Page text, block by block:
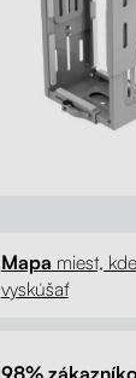
Mapa miest,
vyskúšať